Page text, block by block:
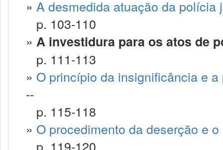
» A desmedida atuação da polícia
p. 103-110
» A investidura para os atos de
p. 111-113
» O princípio da insignificância e
--
p. 115-118
» O procedimento da deserção e
p. 119-120